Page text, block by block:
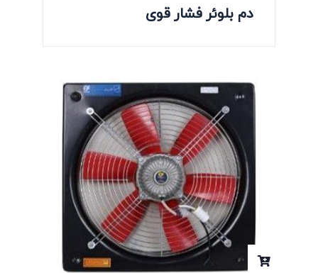
دم بلوئر فشار قوی